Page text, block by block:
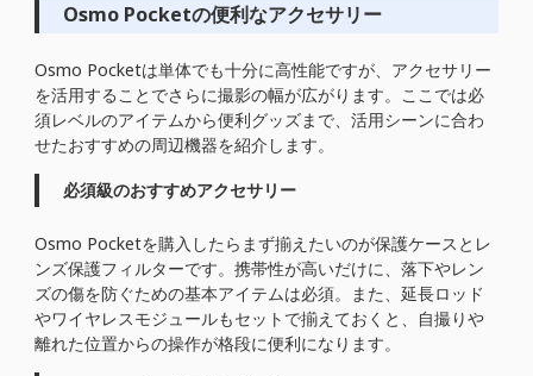
Osmo Pocketの便利なアクセサリー
Osmo Pocketは単体でも十分に高性能ですが、アクセサリー
を活用することでさらに撮影の幅が広がります。ここでは必
須レベルのアイテムから便利グッズまで、活用シーンに合わ
せたおすすめの周辺機器を紹介します。
必須級のおすすめアクセサリー
Osmo Pocketを購入したらまず揃えたいのが保護ケースとレ
ンズ保護フィルターです。携帯性が高いだけに、落下やレン
ズの傷を防ぐための基本アイテムは必須。また、延長ロッド
やワイヤレスモジュールもセットで揃えておくと、自撮りや
離れた位置からの操作が格段に便利になります。